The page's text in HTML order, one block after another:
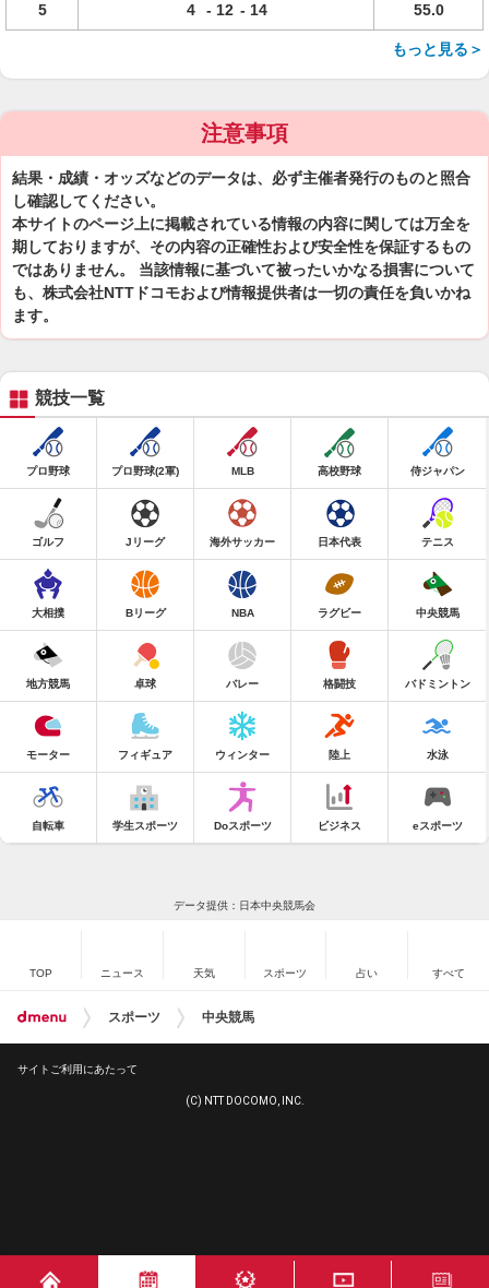
5 4 - 12 - 14 55.0
もっと見る＞
注意事項
結果・成績・オッズなどのデータは、必ず主催者発行のものと照合
し確認してください。
本サイトのページ上に掲載されている情報の内容に関しては万全を
期しておりますが、その内容の正確性および安全性を保証するもの
ではありません。 当該情報に基づいて被ったいかなる損害について
も、株式会社NTTドコモおよび情報提供者は一切の責任を負いかね
ます。
競技一覧
プロ野球 プロ野球(2軍) MLB 高校野球 侍ジャパン
ゴルフ Jリーグ 海外サッカー 日本代表 テニス
大相撲 Bリーグ NBA ラグビー 中央競馬
地方競馬 卓球 バレー 格闘技 バドミントン
モーター フィギュア ウィンター 陸上 水泳
自転車 学生スポーツ Doスポーツ ビジネス eスポーツ
データ提供：日本中央競馬会
TOP ニュース 天気 スポーツ 占い すべて
スポーツ 中央競馬
サイトご利用にあたって
(C) NTT DOCOMO, INC.